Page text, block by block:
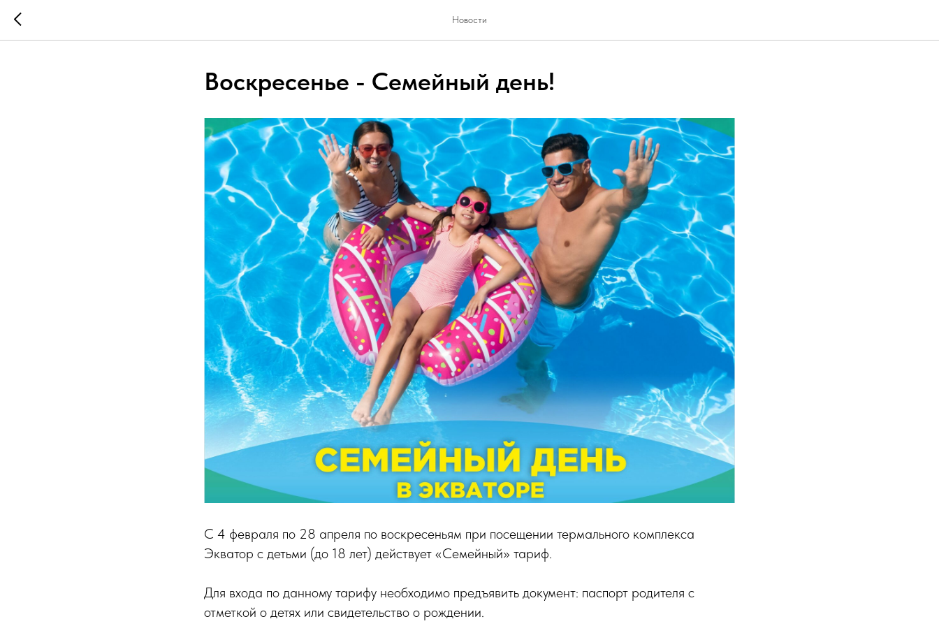
Новости
Воскресенье - Семейный день!
С 4 февраля по 28 апреля по воскресеньям при посещении термального комплекса
Экватор с детьми (до 18 лет) действует «Семейный» тариф.
Для входа по данному тарифу необходимо предъявить документ: паспорт родителя с
отметкой о детях или свидетельство о рождении.